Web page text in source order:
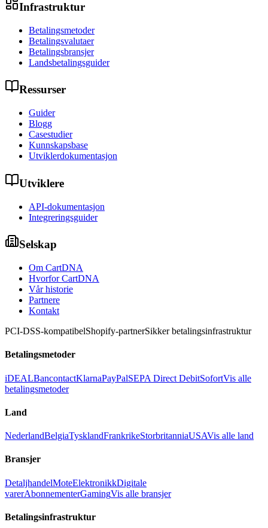
Infrastruktur
Betalingsmetoder
Betalingsvalutaer
Betalingsbransjer
Landsbetalingsguider
Ressurser
Guider
Blogg
Casestudier
Kunnskapsbase
Utviklerdokumentasjon
Utviklere
API-dokumentasjon
Integreringsguider
Selskap
Om CartDNA
Hvorfor CartDNA
Vår historie
Partnere
Kontakt
PCI-DSS-kompatibelShopify-partnerSikker betalingsinfrastruktur
Betalingsmetoder
iDEALBancontactKlarnaPayPalSEPA Direct DebitSofortVis alle
betalingsmetoder
Land
NederlandBelgiaTysklandFrankrikeStorbritanniaUSAVis alle land
Bransjer
DetaljhandelMoteElektronikkDigitale
varerAbonnementerGamingVis alle bransjer
Betalingsinfrastruktur